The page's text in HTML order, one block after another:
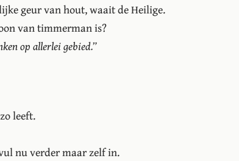
geur van hout, waait de Heilige.
van timmerman is?
op allerlei gebied.”
leeft.
nu verder maar zelf in.